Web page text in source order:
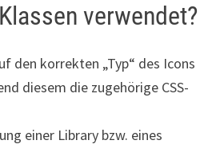
verwendet?
den korrekten „Typ“ des Icons
diesem die zugehörige CSS-
einer Library bzw. eines